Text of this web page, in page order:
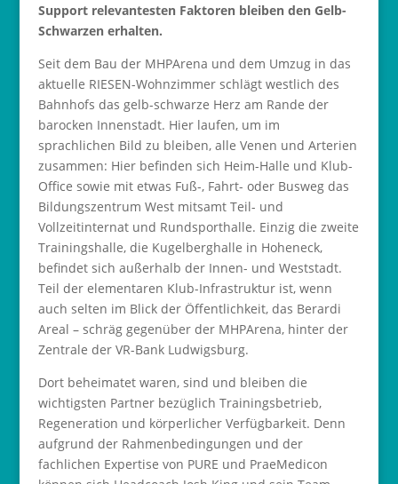
Support relevantesten Faktoren bleiben den Gelb-
Schwarzen erhalten.
Seit dem Bau der MHPArena und dem Umzug in das
aktuelle RIESEN-Wohnzimmer schlägt westlich des
Bahnhofs das gelb-schwarze Herz am Rande der
barocken Innenstadt. Hier laufen, um im
sprachlichen Bild zu bleiben, alle Venen und Arterien
zusammen: Hier befinden sich Heim-Halle und Klub-
Office sowie mit etwas Fuß-, Fahrt- oder Busweg das
Bildungszentrum West mitsamt Teil- und
Vollzeitinternat und Rundsporthalle. Einzig die zweite
Trainingshalle, die Kugelberghalle in Hoheneck,
befindet sich außerhalb der Innen- und Weststadt.
Teil der elementaren Klub-Infrastruktur ist, wenn
auch selten im Blick der Öffentlichkeit, das Berardi
Areal – schräg gegenüber der MHPArena, hinter der
Zentrale der VR-Bank Ludwigsburg.
Dort beheimatet waren, sind und bleiben die
wichtigsten Partner bezüglich Trainingsbetrieb,
Regeneration und körperlicher Verfügbarkeit. Denn
aufgrund der Rahmenbedingungen und der
fachlichen Expertise von PURE und PraeMedicon